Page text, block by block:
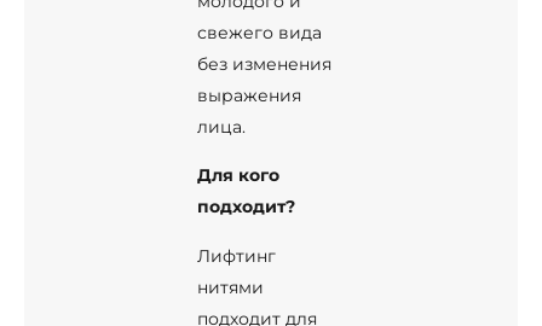
свежего вида
без изменения
выражения
лица.
Для кого
подходит?
Лифтинг
нитями
подходит для